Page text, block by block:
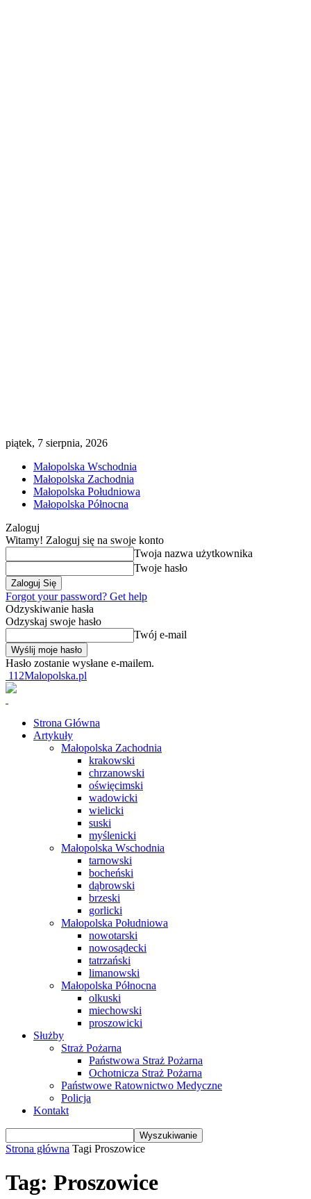
piątek, 7 sierpnia, 2026
Małopolska Wschodnia
Małopolska Zachodnia
Małopolska Południowa
Małopolska Północna
Zaloguj
Witamy! Zaloguj się na swoje konto
Twoja nazwa użytkownika
Twoje hasło
Forgot your password? Get help
Odzyskiwanie hasła
Odzyskaj swoje hasło
Twój e-mail
Hasło zostanie wysłane e-mailem.
112Malopolska.pl
Strona Główna
Artykuły
Małopolska Zachodnia
krakowski
chrzanowski
oświęcimski
wadowicki
wielicki
suski
myślenicki
Małopolska Wschodnia
tarnowski
bocheński
dąbrowski
brzeski
gorlicki
Małopolska Południowa
nowotarski
nowosądecki
tatrzański
limanowski
Małopolska Północna
olkuski
miechowski
proszowicki
Służby
Straż Pożarna
Państwowa Straż Pożarna
Ochotnicza Straż Pożarna
Państwowe Ratownictwo Medyczne
Policja
Kontakt
Strona główna Tagi Proszowice
Tag: Proszowice